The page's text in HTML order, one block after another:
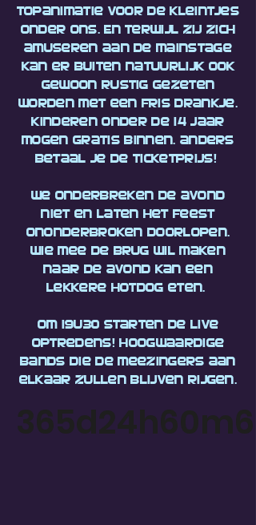
Topanimatie voor de kleintjes
onder ons. En terwijl zij zich
amuseren aan de mainstage
kan er buiten natuurlijk ook
gewoon rustig gezeten
worden met een fris drankje.
Kinderen onder de 14 jaar
mogen gratis binnen. anders
betaal je de ticketprijs!
We onderbreken de avond
niet en laten het feest
ononderbroken doorlopen.
Wie mee de brug wil maken
naar de avond kan een
lekkere hotdog eten.
Om 19u30 starten de live
optredens! Hoogwaardige
bands die de meezingers aan
elkaar zullen blijven rijgen.
365d24h60m